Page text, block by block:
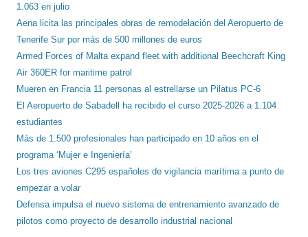
1.063 en julio
Aena licita las principales obras de remodelación del Aeropuerto de
Tenerife Sur por más de 500 millones de euros
Armed Forces of Malta expand fleet with additional Beechcraft King
Air 360ER for maritime patrol
Mueren en Francia 11 personas al estrellarse un Pilatus PC-6
El Aeropuerto de Sabadell ha recibido el curso 2025-2026 a 1.104
estudiantes
Más de 1.500 profesionales han participado en 10 años en el
programa ‘Mujer e Ingeniería’
Los tres aviones C295 españoles de vigilancia marítima a punto de
empezar a volar
Defensa impulsa el nuevo sistema de entrenamiento avanzado de
pilotos como proyecto de desarrollo industrial nacional